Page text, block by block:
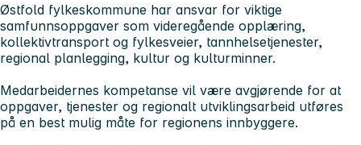
Østfold fylkeskommune har ansvar for viktige
samfunnsoppgaver som videregående opplæring,
kollektivtransport og fylkesveier, tannhelsetjenester,
regional planlegging, kultur og kulturminner.
Medarbeidernes kompetanse vil være avgjørende for at
oppgaver, tjenester og regionalt utviklingsarbeid utføres
på en best mulig måte for regionens innbyggere.